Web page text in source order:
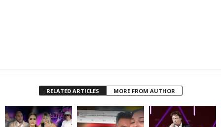
RELATED ARTICLES MORE FROM AUTHOR